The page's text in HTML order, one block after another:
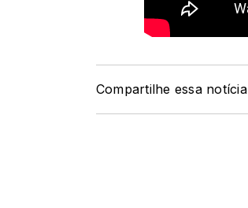
Compartilhe essa notícia